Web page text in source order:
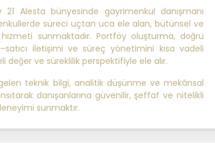
Alesta bünyesinde gayrimenkul danışmanı
süreci uçtan uca ele alan, bütünsel ve
hizmeti sunmaktadır. Portföy oluşturma, doğru
iletişimi ve süreç yönetimini kısa vadeli
değer ve süreklilik perspektifiyle ele alır.
teknik bilgi, analitik düşünme ve mekânsal
danışanlarına güvenilir, şeffaf ve nitelikli
sunmaktır.